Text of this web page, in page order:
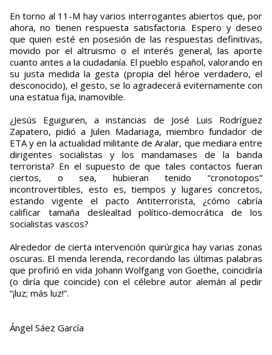
En torno al 11-M hay varios interrogantes abiertos que, por
ahora, no tienen respuesta satisfactoria. Espero y deseo
que quien esté en posesión de las respuestas definitivas,
movido por el altruismo o el interés general, las aporte
cuanto antes a la ciudadanía. El pueblo español, valorando en
su justa medida la gesta (propia del héroe verdadero, el
desconocido), el gesto, se lo agradecerá eviternamente con
una estatua fija, inamovible.
¿Jesús Eguiguren, a instancias de José Luis Rodríguez
Zapatero, pidió a Julen Madariaga, miembro fundador de
ETA y en la actualidad militante de Aralar, que mediara entre
dirigentes socialistas y los mandamases de la banda
terrorista? En el supuesto de que tales contactos fueran
ciertos, o sea, hubieran tenido “cronotopos”
incontrovertibles, esto es, tiempos y lugares concretos,
estando vigente el pacto Antiterrorista, ¿cómo cabría
calificar tamaña deslealtad político-democrática de los
socialistas vascos?
Alrededor de cierta intervención quirúrgica hay varias zonas
oscuras. El menda lerenda, recordando las últimas palabras
que profirió en vida Johann Wolfgang von Goethe, coincidiría
(o diría que coincide) con el célebre autor alemán al pedir
“¡luz; más luz!”.
Ángel Sáez García